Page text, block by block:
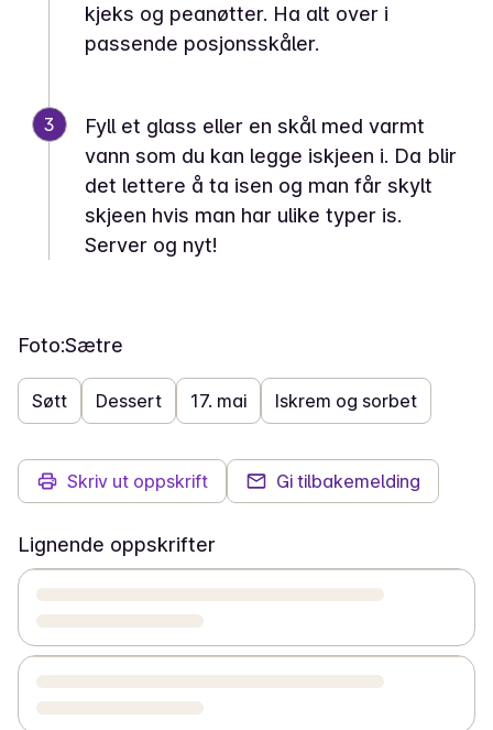
kjeks og peanøtter. Ha alt over i
passende posjonsskåler.
3
Fyll et glass eller en skål med varmt
vann som du kan legge iskjeen i. Da blir
det lettere å ta isen og man får skylt
skjeen hvis man har ulike typer is.
Server og nyt!
Foto:Sætre
Søtt Dessert 17. mai Iskrem og sorbet
Skriv ut oppskrift Gi tilbakemelding
Lignende oppskrifter